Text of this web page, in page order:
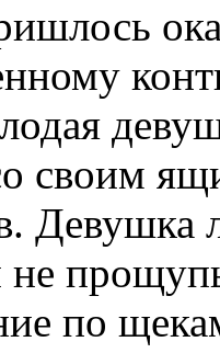
своим
Девушка
не
по